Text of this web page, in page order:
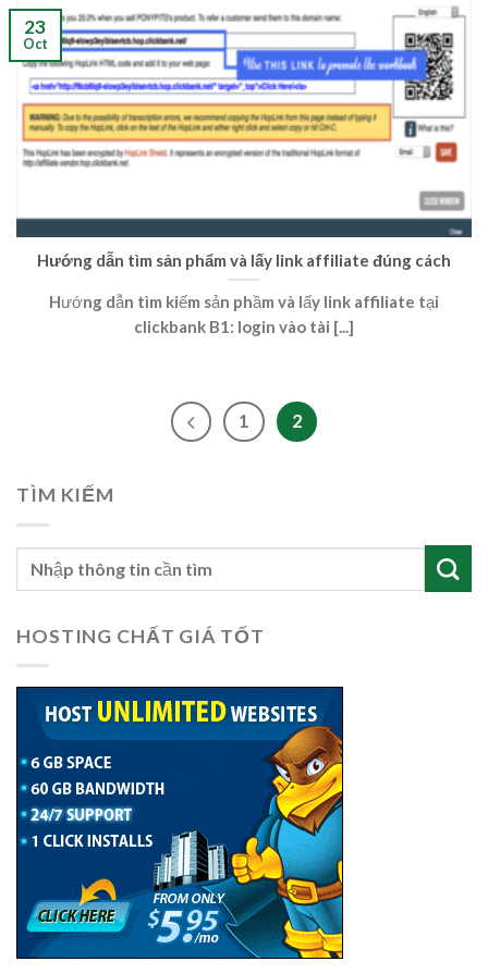
Hướng dẫn tìm sản phẩm và lấy link affiliate đúng cách
Hướng dẫn tìm kiếm sản phầm và lấy link affiliate tại
clickbank B1: login vào tài [...]
23
Oct
1 2
TÌM KIẾM
HOSTING CHẤT GIÁ TỐT